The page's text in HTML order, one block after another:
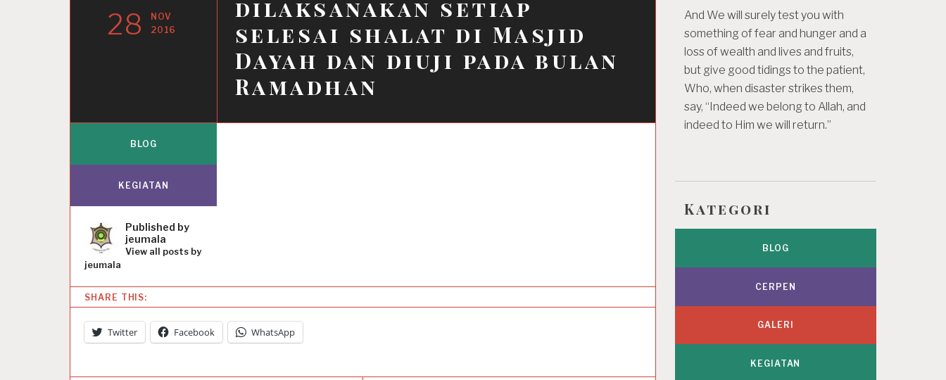
dilaksanakan setiap
selesai shalat di Masjid
Dayah dan diuji pada bulan
Ramadhan
28
NOV
2016
BLOG
KEGIATAN
Published by
jeumala
View all posts by
jeumala
SHARE THIS:
Twitter Facebook WhatsApp
And We will surely test you with
something of fear and hunger and a
loss of wealth and lives and fruits,
but give good tidings to the patient,
Who, when disaster strikes them,
say, “Indeed we belong to Allah, and
indeed to Him we will return.”
Kategori
BLOG
CERPEN
GALERI
KEGIATAN